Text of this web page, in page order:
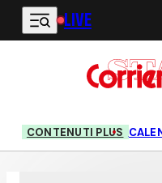
Vai al contenuto principale
LIVE
CONTENUTI PLUS